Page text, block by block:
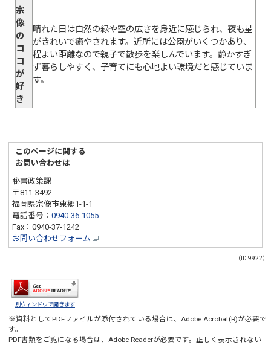
宗
像
の
コ
コ
が
好
き
晴れた日は自然の緑や空の広さを身近に感じられ、夜も星
がきれいで癒やされます。近所には公園がいくつかあり、
程よい距離なので親子で散歩を楽しんでいます。静かすぎ
ず暮らしやすく、子育てにも心地よい環境だと感じていま
す。
このページに関する
お問い合わせは
秘書政策課
〒811-3492
福岡県宗像市東郷1-1-1
電話番号：0940-36-1055
Fax：0940-37-1242
お問い合わせフォーム
（ID:9922）
別ウィンドウで開きます
※資料としてPDFファイルが添付されている場合は、Adobe Acrobat(R)が必要で
す。
PDF書類をご覧になる場合は、Adobe Readerが必要です。正しく表示されない